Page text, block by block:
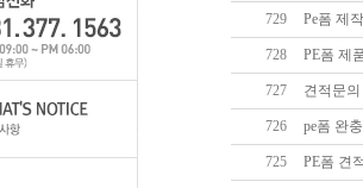
729 Pe폼 제
728 PE폼 제
727 견적문
726 pe폼 완
725 PE폼 견